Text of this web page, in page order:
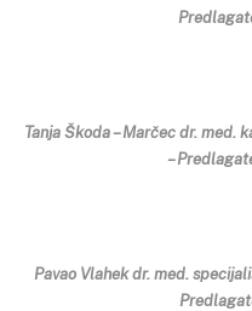
Tanja Škoda – Marčec dr. med.
–
Pavao Vlahek dr. med.